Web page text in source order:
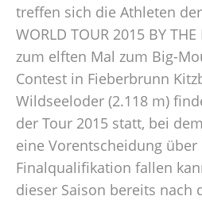
treffen sich die Athleten der
WORLD TOUR 2015 BY
zum elften Mal zum Big-
Contest in Fieberbrunn
Wildseeloder (2.118 m)
der Tour 2015 statt, bei
eine Vorentscheidung über
Finalqualifikation fallen
dieser Saison bereits nach